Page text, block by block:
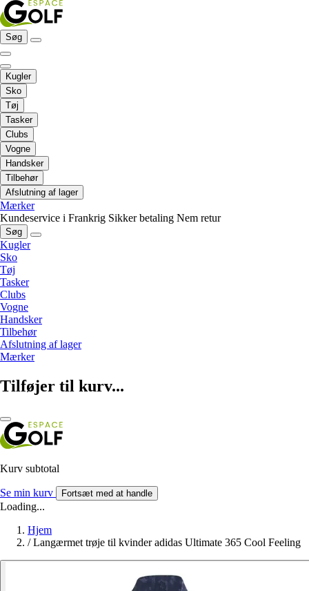
Søg
Kugler
Sko
Tøj
Tasker
Clubs
Vogne
Handsker
Tilbehør
Afslutning af lager
Mærker
Kundeservice i Frankrig Sikker betaling Nem retur
Søg
Kugler
Sko
Tøj
Tasker
Clubs
Vogne
Handsker
Tilbehør
Afslutning af lager
Mærker
Tilføjer til kurv...
Kurv subtotal
Se min kurv Fortsæt med at handle
Loading...
Hjem
/ Langærmet trøje til kvinder adidas Ultimate 365 Cool Feeling